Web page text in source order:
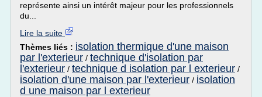
représente ainsi un intérêt majeur pour les professionnels
du...
Lire la suite
Thèmes liés : isolation thermique d'une maison
par l'exterieur / technique d'isolation par
l'exterieur / technique d isolation par l exterieur /
isolation d'une maison par l'exterieur / isolation
d une maison par l exterieur